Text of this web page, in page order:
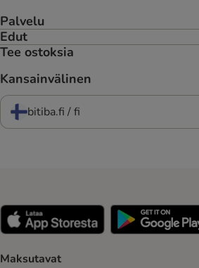
Palvelu
Edut
Tee ostoksia
Kansainvälinen
bitiba.fi / fi
Maksutavat